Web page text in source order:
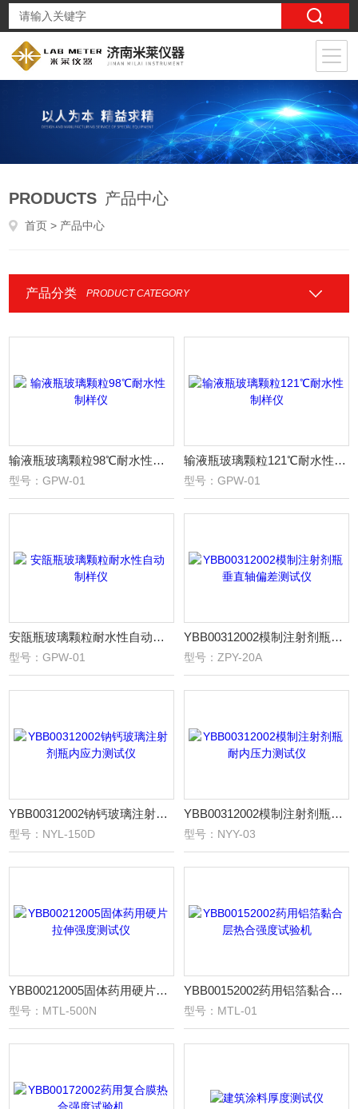
PRODUCTS 产品中心
首页 > 产品中心
产品分类 PRODUCT CATEGORY
输液瓶玻璃颗粒98℃耐水性制样仪
型号：GPW-01
输液瓶玻璃颗粒121℃耐水性制样仪
型号：GPW-01
安瓿瓶玻璃颗粒耐水性自动制样仪
型号：GPW-01
YBB00312002模制注射剂瓶垂直轴偏差测试仪
型号：ZPY-20A
YBB00312002钠钙玻璃注射剂瓶内应力测试仪
型号：NYL-150D
YBB00312002模制注射剂瓶耐内压力测试仪
型号：NYY-03
YBB00212005固体药用硬片拉伸强度测试仪
型号：MTL-500N
YBB00152002药用铝箔黏合层热合强度试验机
型号：MTL-01